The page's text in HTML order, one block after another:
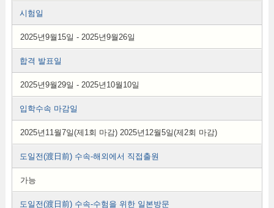
시험일
2025년9월15일 - 2025년9월26일
합격 발표일
2025년9월29일 - 2025년10월10일
입학수속 마감일
2025년11월7일(제1회 마감) 2025년12월5일(제2회 마감)
도일전(渡日前) 수속-해외에서 직접출원
가능
도일전(渡日前) 수속-수험을 위한 일본방문